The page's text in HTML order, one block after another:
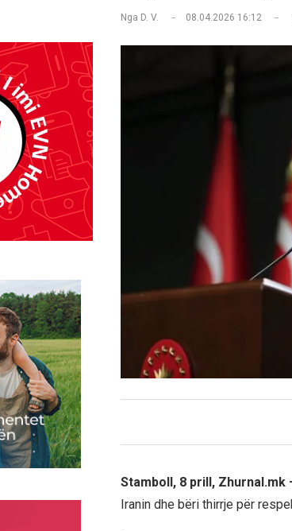
Nga D. V. 08.04.2026 16:12
Stamboll, 8 prill, Zhurnal.mk
Iranin dhe bëri thirrje për